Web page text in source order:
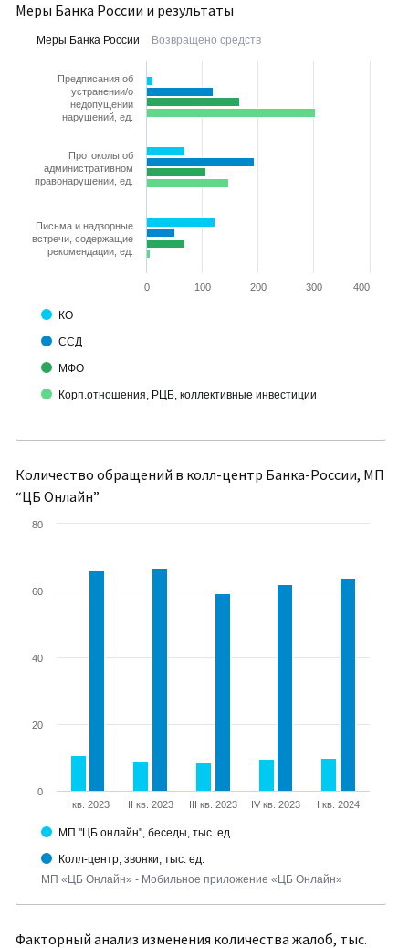
Меры Банка России и результаты
Меры Банка России Возвращено средств
КО
ССД
МФО
Корп.отношения, РЦБ, коллективные инвестиции
Предписания об
устранении/о
недопущении
нарушений, ед.
Протоколы об
административном
правонарушении, ед.
Письма и надзорные
встречи, содержащие
рекомендации, ед.
0 100 200 300 400
Количество обращений в колл-центр Банка-России, МП
“ЦБ Онлайн”
МП «ЦБ Онлайн» - Мобильное приложение «ЦБ Онлайн»
МП "ЦБ онлайн", беседы, тыс. ед.
Колл-центр, звонки, тыс. ед.
I кв. 2023 II кв. 2023 III кв. 2023 IV кв. 2023 I кв. 2024
0
20
40
60
80
Факторный анализ изменения количества жалоб, тыс.